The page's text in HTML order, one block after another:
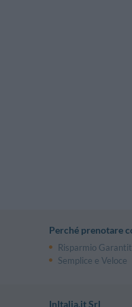
Perché prenotare
Risparmio
Semplice e Veloce
InItalia.it Srl